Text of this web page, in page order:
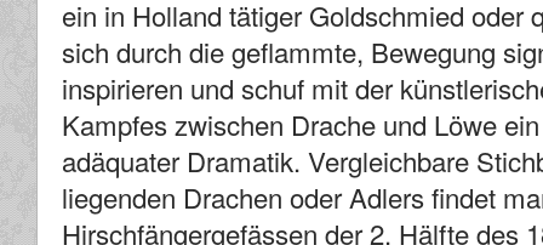
ein in Holland tätiger Goldschmied oder
sich durch die geflammte, Bewegung
inspirieren und schuf mit der
Kampfes zwischen Drache und Löwe
adäquater Dramatik. Vergleichbare
liegenden Drachen oder Adlers findet
Hirschfängergefässen der 2. Hälfte des